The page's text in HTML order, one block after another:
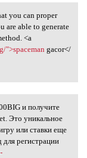
you can proper
are able to generate
<a
">spaceman gacor</
1X200BIG
и получите
Это уникальное
или ставки еще
регистрации